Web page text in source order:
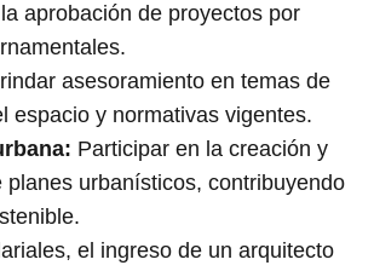
aprobación de proyectos por
asesoramiento en temas de
espacio y normativas vigentes.
: Participar en la creación y
planes urbanísticos, contribuyendo
el ingreso de un arquitecto